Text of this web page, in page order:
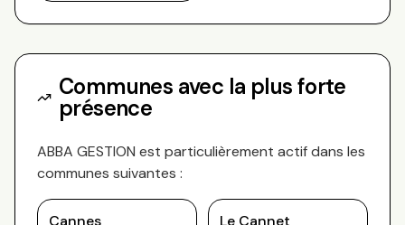
Communes avec la plus forte
présence
ABBA GESTION est particulièrement actif dans les
communes suivantes :
Cannes Le Cannet